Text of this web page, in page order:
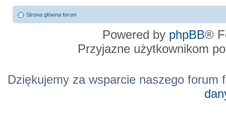
Strona główna forum
Powered by phpBB®
Przyjazne użytkownikom
Dziękujemy za wsparcie naszego